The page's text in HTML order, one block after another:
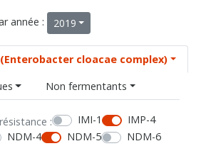
année : 2019
cloacae complex)
Non fermentants
: IMI-1
IMP-4
NDM-4 NDM-5
NDM-6